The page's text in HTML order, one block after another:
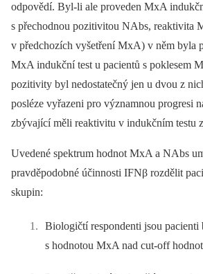
odpovědí. Byl-li ale proveden MxA
s přechodnou pozitivitou NAbs, reaktivita
v předchozích vyšetření MxA) v něm byla
MxA indukční test u pacientů s poklesem
pozitivity byl nedostatečný jen u dvou z
posléze vyřazeni pro významnou progresi
zbývající měli reaktivitu v indukčním testu
Uvedené spektrum hodnot MxA a NAbs
pravděpodobné účinnosti IFNβ rozdělit
skupin:
Biologičtí respondenti jsou pacienti
s hodnotou MxA nad cut-off